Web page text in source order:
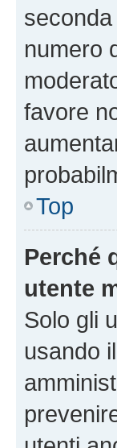
numero
favore
Top
Perché
utente
Solo gli
usando